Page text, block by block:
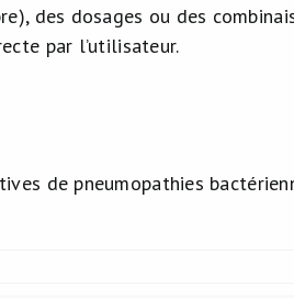
des dosages ou des
par l’utilisateur.
de pneumopathies